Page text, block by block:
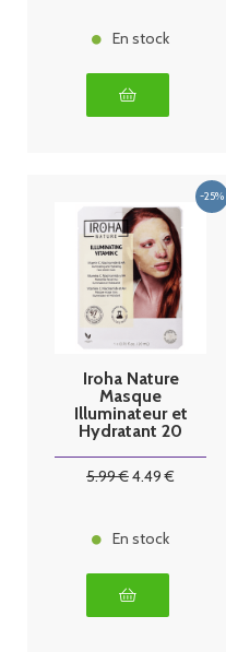
En stock
Iroha Nature
Masque
Illuminateur et
Hydratant 20
5.99€4.49 €
En stock